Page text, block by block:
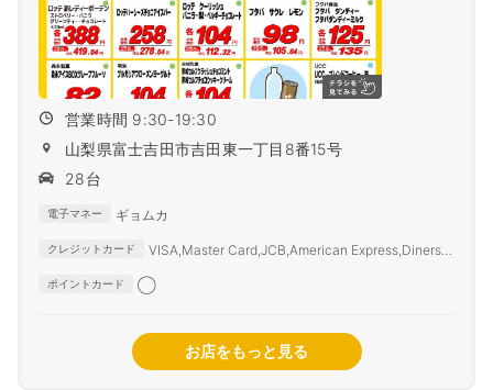
営業時間 9:30-19:30
山梨県富士吉田市吉田東一丁目8番15号
28台
電子マネー ギョムカ
クレジットカード
VISA,Master Card,JCB,American Express,Diners
ポイントカード ◯
お店をもっと見る